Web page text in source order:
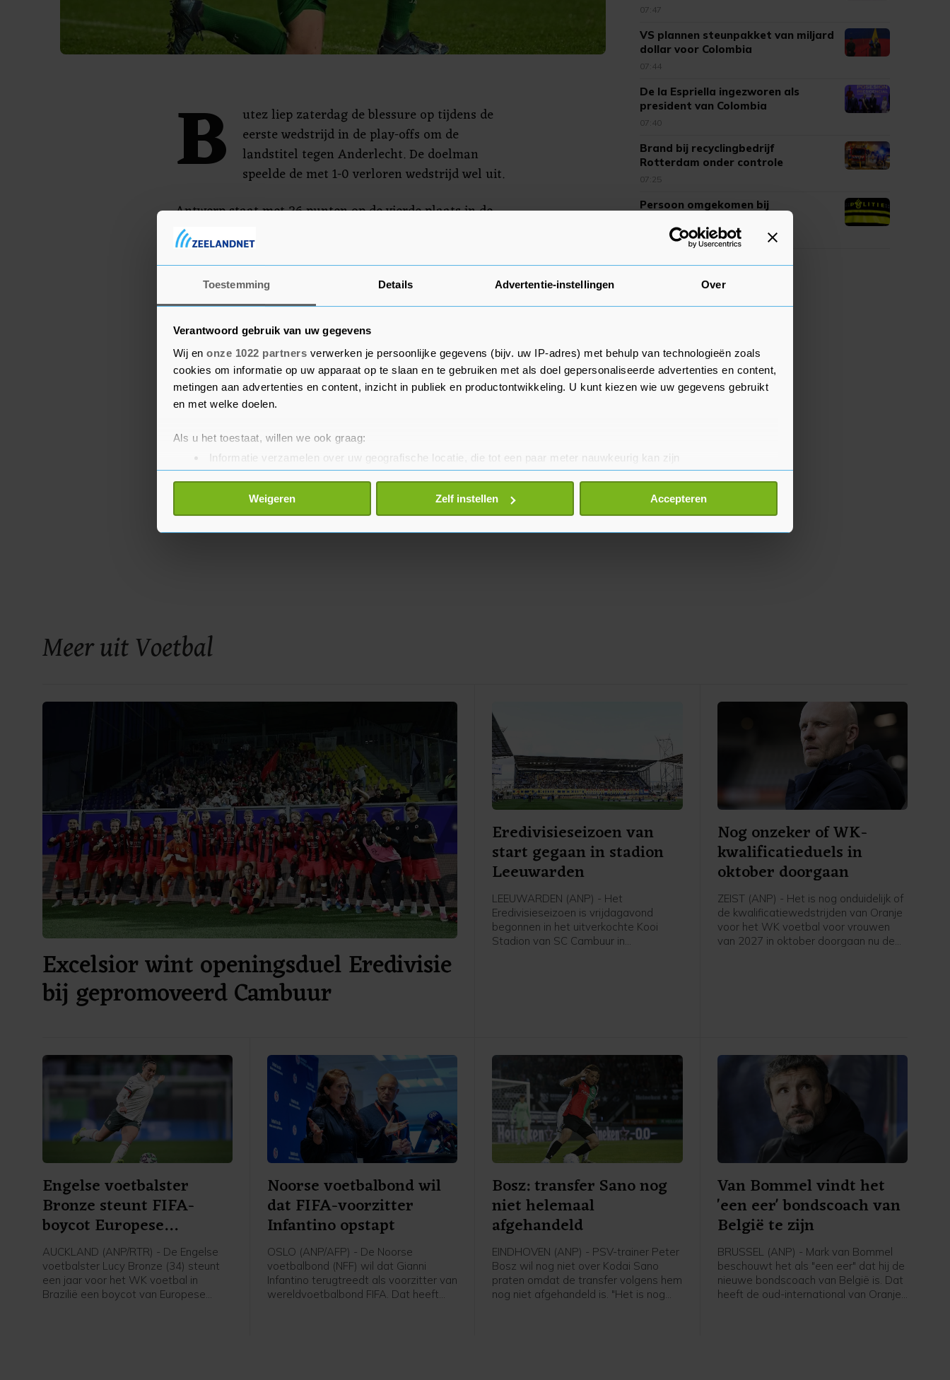
Toestemming Details Advertentie-instellingen Over
Verantwoord gebruik van uw gegevens
Wij en onze 1022 partners verwerken je persoonlijke gegevens (bijv. uw IP-adres) met behulp van technologieën zoals
cookies om informatie op uw apparaat op te slaan en te gebruiken met als doel gepersonaliseerde advertenties en content,
metingen aan advertenties en content, inzicht in publiek en productontwikkeling. U kunt kiezen wie uw gegevens gebruikt
en met welke doelen.
Als u het toestaat, willen we ook graag:
Informatie verzamelen over uw geografische locatie, die tot een paar meter nauwkeurig kan zijn
Uw apparaat identificeren door het actief te scannen op specifieke eigenschappen (fingerprinting)
Lees meer over hoe uw persoonlijke gegevens worden verwerkt en stel uw voorkeuren in het
detailgedeelte
toestemming op elk moment wijzigen of intrekken in de Cookieverklaring.
Weigeren Zelf instellen Accepteren
B
utez liep zaterdag de blessure op tijdens de
eerste wedstrijd in de play-offs om de
landstitel tegen Anderlecht. De doelman
speelde de met 1-0 verloren wedstrijd wel uit.
Antwerp staat met 26 punten op de vierde plaats in de
play-offs. Koploper Union heeft 9 punten meer en komt
maandag nog in actie tegen Genk. Antwerp speelt op 9
mei tegen Union ook nog de finale van de Belgische
beker.
Meer uit Voetbal
Excelsior wint openingsduel Eredivisie
bij gepromoveerd Cambuur
Eredivisieseizoen van
start gegaan in stadion
Leeuwarden
LEEUWARDEN (ANP) - Het
Eredivisieseizoen is vrijdagavond
begonnen in het uitverkochte Kooi
Stadion van SC Cambuur in
Nog onzeker of WK-
kwalificatieduels in
oktober doorgaan
ZEIST (ANP) - Het is nog onduidelijk of
de kwalificatiewedstrijden van Oranje
voor het WK voetbal voor vrouwen
van 2027 in oktober doorgaan nu de
of de duels door zullen gaan.
Engelse voetbalster
Bronze steunt FIFA-
boycot Europese
speelsters
AUCKLAND (ANP/RTR) - De Engelse
voetbalster Lucy Bronze (34) steunt
een jaar voor het WK voetbal in
Brazilië een boycot van Europese
Noorse voetbalbond wil
dat FIFA-voorzitter
Infantino opstapt
OSLO (ANP/AFP) - De Noorse
voetbalbond (NFF) wil dat Gianni
Infantino terugtreedt als voorzitter van
wereldvoetbalbond FIFA. Dat heeft
Bosz: transfer Sano nog
niet helemaal
afgehandeld
EINDHOVEN (ANP) - PSV-trainer Peter
Bosz wil nog niet over Kodai Sano
praten omdat de transfer volgens hem
nog niet afgehandeld is. "Het is nog
Van Bommel vindt het
'een eer' bondscoach van
België te zijn
BRUSSEL (ANP) - Mark van Bommel
beschouwt het als "een eer" dat hij de
nieuwe bondscoach van België is. Dat
heeft de oud-international van Oranje
07:47
VS plannen steunpakket van miljard
dollar voor Colombia
07:44
De la Espriella ingezworen als
president van Colombia
07:40
Brand bij recyclingbedrijf
Rotterdam onder controle
07:25
Persoon omgekomen bij